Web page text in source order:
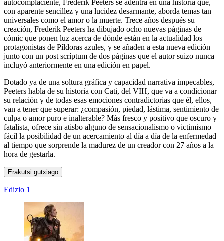
con aparente sencillez y una lucidez desarmante, aborda temas tan
universales como el amor o la muerte. Trece años después su
creación, Frederik Peeters ha dibujado ocho nuevas páginas de
cómic que ponen luz acerca de dónde están en la actualidad los
protagonistas de Píldoras azules, y se añaden a esta nueva edición
junto con un post scríptum de dos páginas que el autor suizo nunca
incluyó anteriormente en una edición en papel.
Dotado ya de una soltura gráfica y capacidad narrativa impecables,
Peeters habla de su historia con Cati, del VIH, que va a condicionar
su relación y de todas esas emociones contradictorias que él, ellos,
van a tener que superar: ¿compasión, piedad, lástima, sentimiento de
culpa o amor puro e inalterable? Más fresco y positivo que oscuro y
fatalista, ofrece sin atisbo alguno de sensacionalismo o victimismo
fácil la posibilidad de un acercamiento al día a día de la enfermedad
al tiempo que sorprende la madurez de un creador con 27 años a la
hora de gestarla.
Erakutsi gutxiago
Edizio 1